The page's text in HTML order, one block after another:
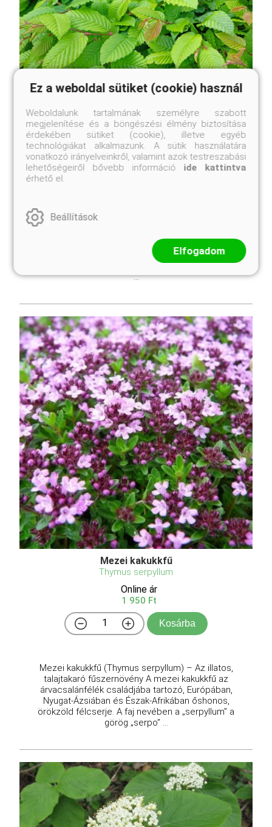
Gyertyán
Carpinus betulus
Online ár
7 750 Ft
Hazánkban is honos, nagy termetű, sima szürke
viszonylag jól tűri. Szoliternek is szép, de
legelterjedtebben sövénynek ültetik, mert nagyon jól
tűri a metszést, alakítást. A gyertyán levelei oválisak,
...
Mezei kakukkfű
Thymus serpyllum
Online ár
1 950 Ft
Kosárba
Mezei kakukkfű (Thymus serpyllum) – Az illatos,
talajtakaró fűszernövény A mezei kakukkfű az
árvacsalánfélék családjába tartozó, Európában,
Nyugat-Ázsiában és Észak-Afrikában őshonos,
örökzöld félcserje. A faj nevében a „serpyllum” a
görög „serpo” ...
Ez a weboldal sütiket (cookie) használ
Weboldalunk tartalmának személyre szabott
megjelenítése és a böngészési élmény biztosítása
érdekében sütiket (cookie), illetve egyéb
technológiákat alkalmazunk. A sütik használatára
vonatkozó irányelveinkről, valamint azok testreszabási
lehetőségeiről bővebb információ ide kattintva
érhető el.
Beállítások
Elfogadom